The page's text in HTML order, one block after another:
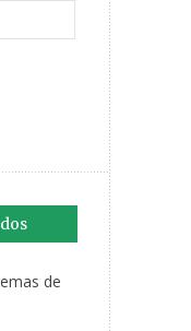
de